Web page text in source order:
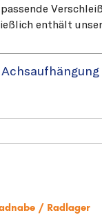
enthält
Achsaufhängung
/ Radlager